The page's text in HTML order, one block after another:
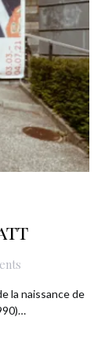
la naissance de